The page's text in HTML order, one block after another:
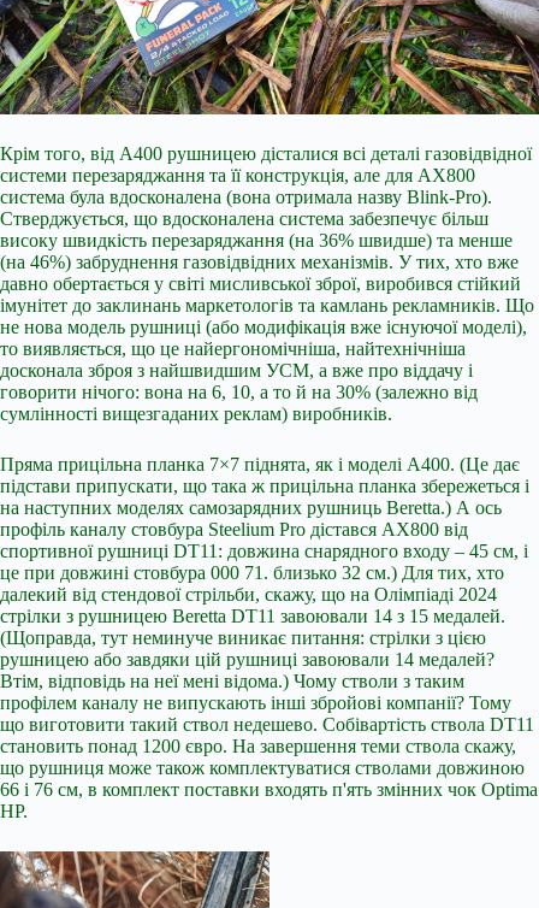
Крім того, від A400 рушницею дісталися всі деталі газовідвідної
системи перезаряджання та її конструкція, але для АХ800
система була вдосконалена (вона отримала назву Blink-Pro).
Стверджується, що вдосконалена система забезпечує більш
високу швидкість перезаряджання (на 36% швидше) та менше
(на 46%) забруднення газовідвідних механізмів. У тих, хто вже
давно обертається у світі мисливської зброї, виробився стійкий
імунітет до заклинань маркетологів та камлань рекламників. Що
не нова модель рушниці (або модифікація вже існуючої моделі),
то виявляється, що це найергономічніша, найтехнічніша
досконала зброя з найшвидшим УСМ, а вже про віддачу і
говорити нічого: вона на 6, 10, а то й на 30% (залежно від
сумлінності вищезгаданих реклам) виробників.
Пряма прицільна планка 7×7 піднята, як і моделі А400. (Це дає
підстави припускати, що така ж прицільна планка збережеться і
на наступних моделях самозарядних рушниць Beretta.) А ось
профіль каналу стовбура Steelium Pro дістався АХ800 від
спортивної рушниці DT11: довжина снарядного входу – 45 см, і
це при довжині стовбура 000 71. близько 32 см.) Для тих, хто
далекий від стендової стрільби, скажу, що на Олімпіаді 2024
стрілки з рушницею Beretta DT11 завоювали 14 з 15 медалей.
(Щоправда, тут неминуче виникає питання: стрілки з цією
рушницею або завдяки цій рушниці завоювали 14 медалей?
Втім, відповідь на неї мені відома.) Чому стволи з таким
профілем каналу не випускають інші збройові компанії? Тому
що виготовити такий ствол недешево. Собівартість ствола DT11
становить понад 1200 євро. На завершення теми ствола скажу,
що рушниця може також комплектуватися стволами довжиною
66 і 76 см, в комплект поставки входять п'ять змінних чок Optima
HP.